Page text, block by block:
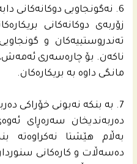
6. نه‌گونجاویی دوکانه‌کانی دابه‌شکردنی خۆراک:
زۆربه‌ی دوکانه‌کانى
ته‌ندروستییه‌کان و
ناکه‌ن. بۆ چاره‌سه‌رى ئه‌مه‌ش،
مانگی داوه‌ به‌ بریکاره‌کان.
7. بە بنکە نەبونی خۆراکی دەربەندیخان:
دەربەندیخان سەرەڕای
بەڵام هێشتا نەکراوەتە
دەسەڵات و کارەکانی